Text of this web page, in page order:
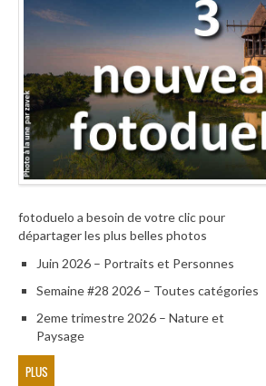
fotoduelo a besoin de votre clic pour
départager les plus belles photos
Juin 2026 – Portraits et Personnes
Semaine #28 2026 – Toutes catégories
2eme trimestre 2026 – Nature et
Paysage
PLUS